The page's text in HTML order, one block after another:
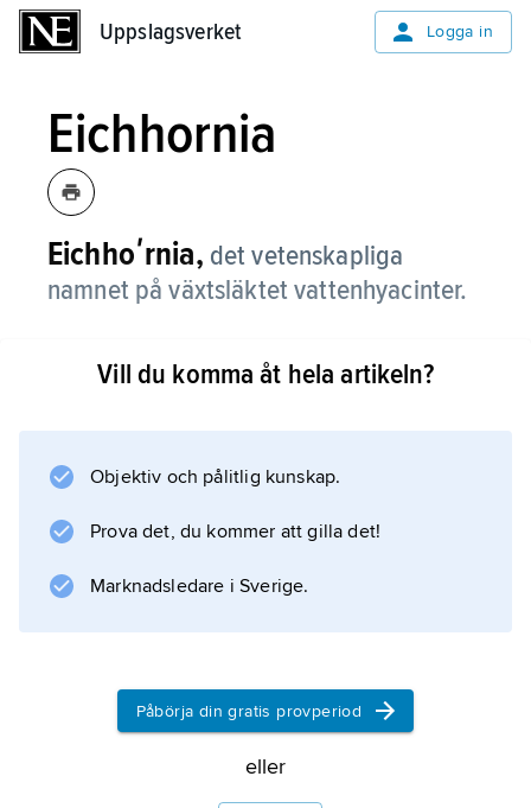
Uppslagsverket Logga in
Eichhornia
Eichhoʹrnia, det vetenskapliga
namnet på växtsläktet vattenhyacinter.
Vill du komma åt hela artikeln?
Objektiv och pålitlig kunskap.
Prova det, du kommer att gilla det!
Marknadsledare i Sverige.
Påbörja din gratis provperiod
eller